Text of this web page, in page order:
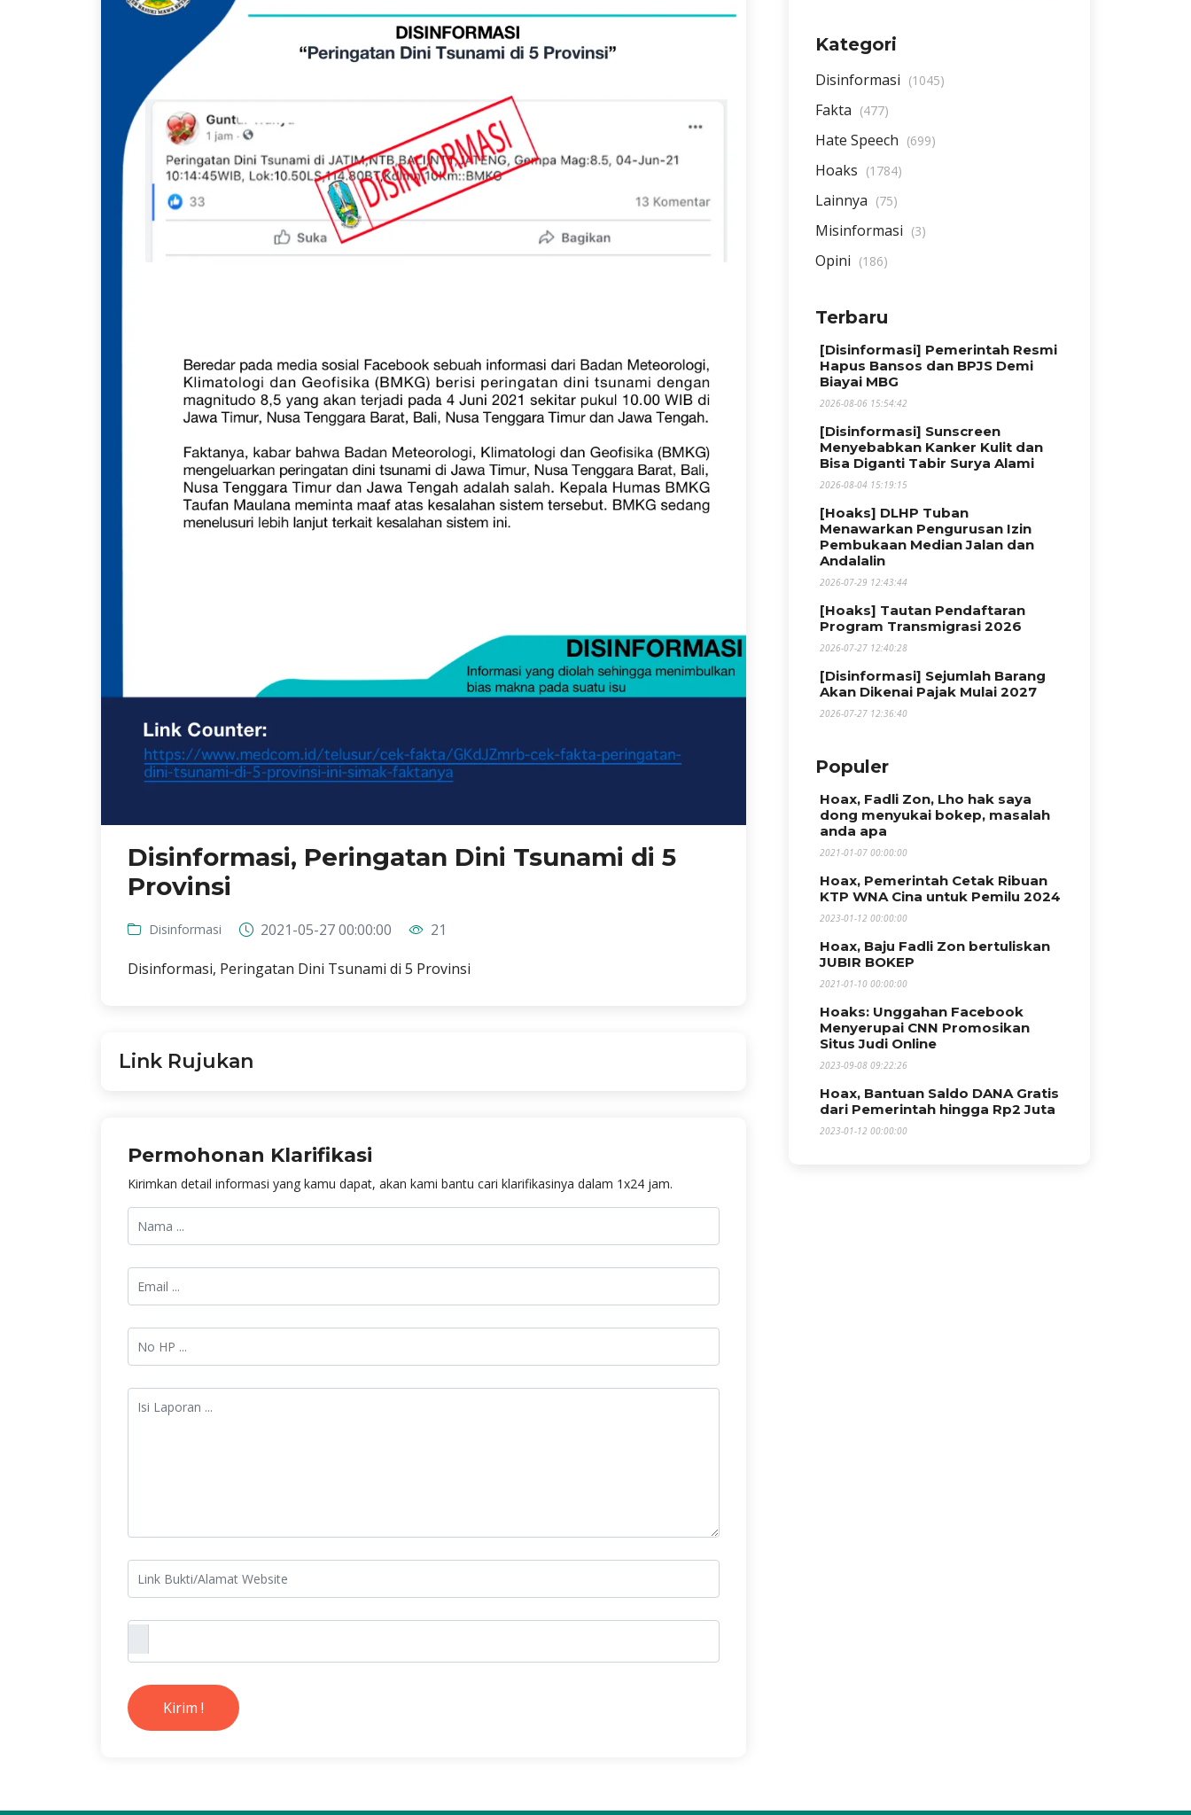
Disinformasi, Peringatan Dini Tsunami di 5
Provinsi
Disinformasi 2021-05-27 00:00:00
21
Disinformasi, Peringatan Dini Tsunami di 5 Provinsi
Link Rujukan
Permohonan Klarifikasi
Kirimkan detail informasi yang kamu dapat, akan kami bantu cari klarifikasinya dalam 1x24 jam.
Kirim !
Kategori
Disinformasi (1045)
Fakta (477)
Hate Speech (699)
Hoaks (1784)
Lainnya (75)
Misinformasi (3)
Opini (186)
Terbaru
[Disinformasi] Pemerintah Resmi
Hapus Bansos dan BPJS Demi
Biayai MBG
2026-08-06 15:54:42
[Disinformasi] Sunscreen
Menyebabkan Kanker Kulit dan
Bisa Diganti Tabir Surya Alami
2026-08-04 15:19:15
[Hoaks] DLHP Tuban
Menawarkan Pengurusan Izin
Pembukaan Median Jalan dan
Andalalin
2026-07-29 12:43:44
[Hoaks] Tautan Pendaftaran
Program Transmigrasi 2026
2026-07-27 12:40:28
[Disinformasi] Sejumlah Barang
Akan Dikenai Pajak Mulai 2027
2026-07-27 12:36:40
Populer
Hoax, Fadli Zon, Lho hak saya
dong menyukai bokep, masalah
anda apa
2021-01-07 00:00:00
Hoax, Pemerintah Cetak Ribuan
KTP WNA Cina untuk Pemilu 2024
2023-01-12 00:00:00
Hoax, Baju Fadli Zon bertuliskan
JUBIR BOKEP
2021-01-10 00:00:00
Hoaks: Unggahan Facebook
Menyerupai CNN Promosikan
Situs Judi Online
2023-09-08 09:22:26
Hoax, Bantuan Saldo DANA Gratis
dari Pemerintah hingga Rp2 Juta
2023-01-12 00:00:00